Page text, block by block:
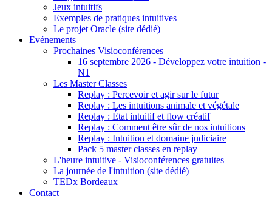
Jeux intuitifs
Exemples de pratiques intuitives
Le projet Oracle (site dédié)
Evénements
Prochaines Visioconférences
16 septembre 2026 - Développez votre intuition -
N1
Les Master Classes
Replay : Percevoir et agir sur le futur
Replay : Les intuitions animale et végétale
Replay : État intuitif et flow créatif
Replay : Comment être sûr de nos intuitions
Replay : Intuition et domaine judiciaire
Pack 5 master classes en replay
L'heure intuitive - Visioconférences gratuites
La journée de l'intuition (site dédié)
TEDx Bordeaux
Contact